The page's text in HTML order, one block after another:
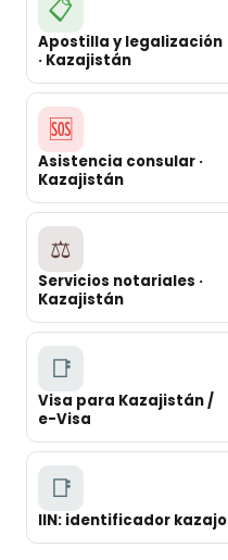
📋
Apostilla y legalización
· Kazajistán
🆘
Asistencia consular ·
Kazajistán
⚖️
Servicios notariales ·
Kazajistán
📑
Visa para Kazajistán /
e-Visa
📑
IIN: identificador kazajo